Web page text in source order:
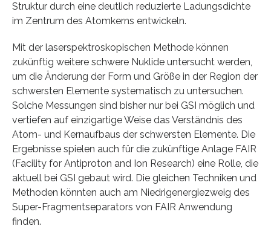
Struktur durch eine deutlich reduzierte Ladungsdichte
im Zentrum des Atomkerns entwickeln.
Mit der laserspektroskopischen Methode können
zukünftig weitere schwere Nuklide untersucht werden,
um die Änderung der Form und Größe in der Region der
schwersten Elemente systematisch zu untersuchen.
Solche Messungen sind bisher nur bei GSI möglich und
vertiefen auf einzigartige Weise das Verständnis des
Atom- und Kernaufbaus der schwersten Elemente. Die
Ergebnisse spielen auch für die zukünftige Anlage FAIR
(Facility for Antiproton and Ion Research) eine Rolle, die
aktuell bei GSI gebaut wird. Die gleichen Techniken und
Methoden könnten auch am Niedrigenergiezweig des
Super-Fragmentseparators von FAIR Anwendung
finden.